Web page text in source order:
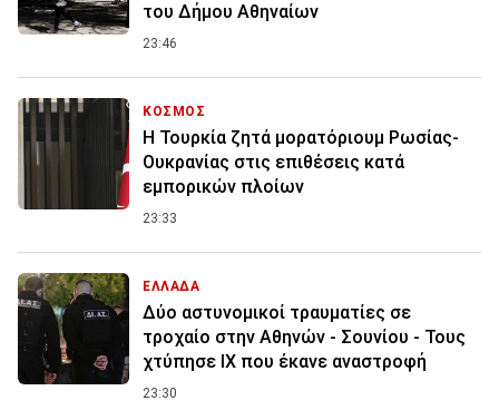
του Δήμου Αθηναίων
23:46
ΚΟΣΜΟΣ
Η Τουρκία ζητά μορατόριουμ Ρωσίας-
Ουκρανίας στις επιθέσεις κατά
εμπορικών πλοίων
23:33
ΕΛΛΑΔΑ
Δύο αστυνομικοί τραυματίες σε
τροχαίο στην Αθηνών - Σουνίου - Τους
χτύπησε ΙΧ που έκανε αναστροφή
23:30